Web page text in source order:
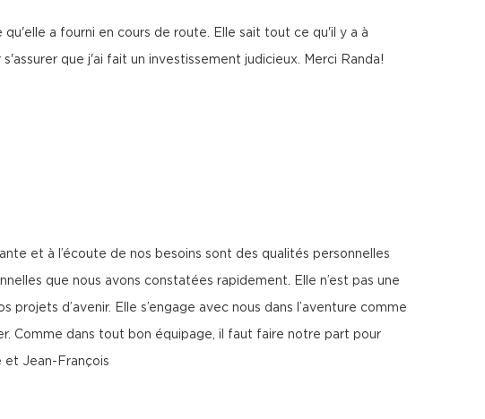
a fourni en cours de route. Elle sait tout ce qu'il y a à
que j'ai fait un investissement judicieux. Merci Randa!
et à l’écoute de nos besoins sont des qualités personnelles
que nous avons constatées rapidement. Elle n’est pas une
d’avenir. Elle s’engage avec nous dans l’aventure comme
Comme dans tout bon équipage, il faut faire notre part pour
et Jean-François